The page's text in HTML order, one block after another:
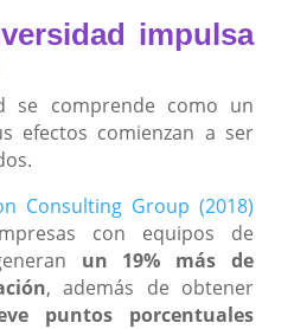
impulsa
se comprende como un
efectos comienzan a ser
Consulting Group (2018)
con equipos de
un 19% más de
, además de obtener
puntos porcentuales